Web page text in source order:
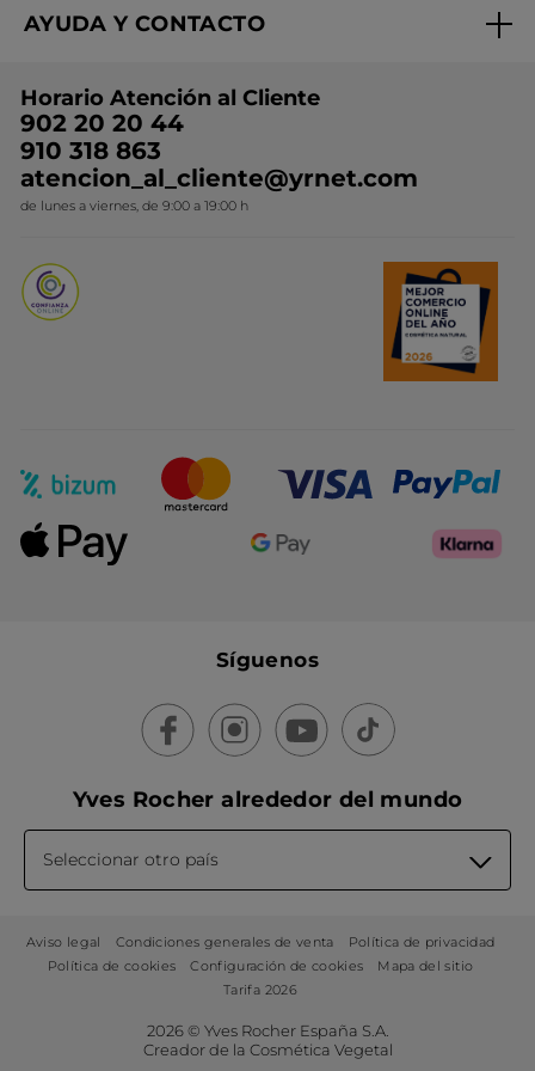
Nuestros compromisos
Conviértete en Franquiciada
Rebajas
Ideas de Regalo
Colección Monoi
Novedades del mes
AYUDA Y CONTACTO
Contacto
Horario Atención al Cliente
902 20 20 44
910 318 863
atencion_al_cliente@yrnet.com
de lunes a viernes, de 9:00 a 19:00 h
Síguenos
Yves Rocher alrededor del mundo
Seleccionar otro país
Aviso legal Condiciones generales de venta
Política de privacidad
Política de cookies
Configuración de cookies
Mapa del sitio
Tarifa 2026
2026 © Yves Rocher España S.A.
Creador de la Cosmética Vegetal